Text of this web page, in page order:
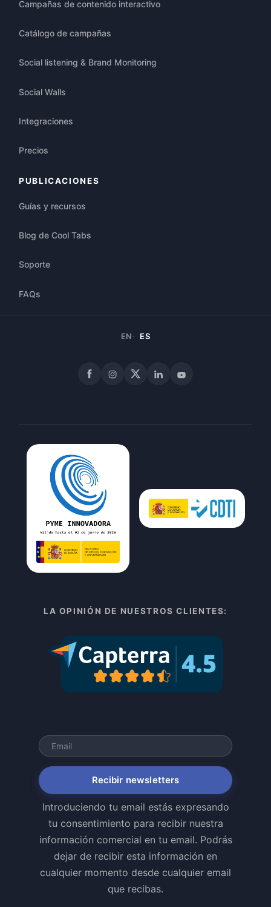
Campañas de contenido interactivo
Catálogo de campañas
Social listening & Brand Monitoring
Social Walls
Integraciones
Precios
PUBLICACIONES
Guías y recursos
Blog de Cool Tabs
Soporte
FAQs
EN ES
FacebookInstagram
X LinkedInYouTube
LA OPINIÓN DE NUESTROS CLIENTES:
Recibir newsletters
Introduciendo tu email estás expresando
tu consentimiento para recibir nuestra
información comercial en tu email. Podrás
dejar de recibir esta información en
cualquier momento desde cualquier email
que recibas.